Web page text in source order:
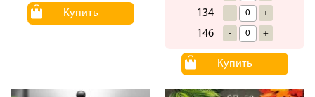
Купить 134 - +
146 - +
Купить